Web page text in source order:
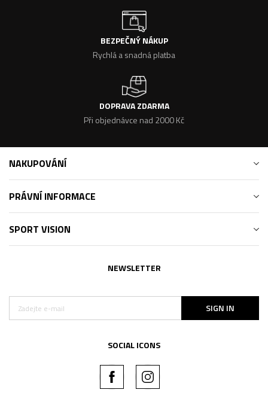
BEZPEČNÝ NÁKUP
Rychlá a snadná platba
DOPRAVA ZDARMA
Při objednávce nad 2000 Kč
NAKUPOVÁNÍ
PRÁVNÍ INFORMACE
SPORT VISION
NEWSLETTER
SIGN IN
SOCIAL ICONS